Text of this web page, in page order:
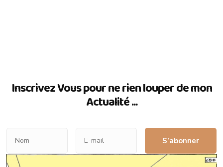
Inscrivez Vous pour ne rien louper de mon
Actualité ...
S’abonner